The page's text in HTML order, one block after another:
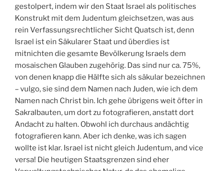
gestolpert, indem wir den Staat Israel als politisches
Konstrukt mit dem Judentum gleichsetzen, was aus
rein Verfassungsrechtlicher Sicht Quatsch ist, denn
Israel ist ein Säkularer Staat und überdies ist
mitnichten die gesamte Bevölkerung Israels dem
mosaischen Glauben zugehörig. Das sind nur ca. 75%,
von denen knapp die Hälfte sich als säkular bezeichnen
– vulgo, sie sind dem Namen nach Juden, wie ich dem
Namen nach Christ bin. Ich gehe übrigens weit öfter in
Sakralbauten, um dort zu fotografieren, anstatt dort
Andacht zu halten. Obwohl ich durchaus andächtig
fotografieren kann. Aber ich denke, was ich sagen
wollte ist klar. Israel ist nicht gleich Judentum, and vice
versa! Die heutigen Staatsgrenzen sind eher